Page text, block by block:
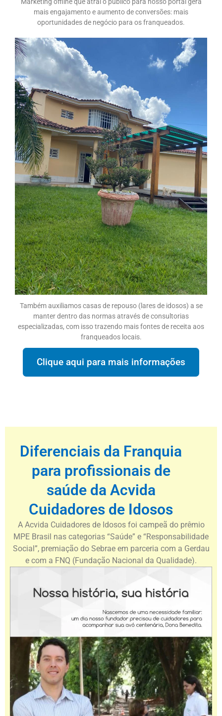
Marketing offline que atrai o público para nosso portal gera
mais engajamento e aumento de conversões: mais
oportunidades de negócio para os franqueados.
Também auxiliamos casas de repouso (lares de idosos) a se
manter dentro das normas através de consultorias
especializadas, com isso trazendo mais fontes de receita aos
franqueados locais.
Clique aqui para mais informações
Diferenciais da Franquia
para profissionais de
saúde da Acvida
Cuidadores de Idosos
A Acvida Cuidadores de Idosos foi campeã do prêmio
MPE Brasil nas categorias “Saúde” e “Responsabilidade
Social”, premiação do Sebrae em parceria com a Gerdau
e com a FNQ (Fundação Nacional da Qualidade).